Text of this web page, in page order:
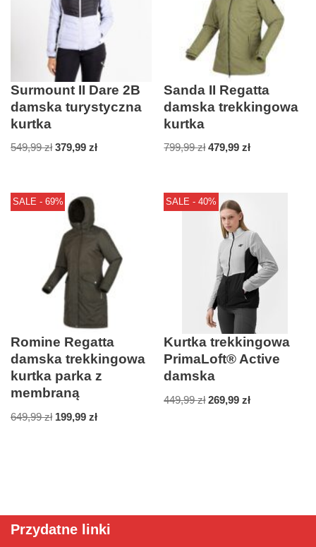
Surmount II Dare 2B
damska turystyczna
kurtka
549,99zł 379,99 zł
Sanda II Regatta
damska trekkingowa
kurtka
799,99zł 479,99zł
SALE - 69%
Romine Regatta
damska trekkingowa
kurtka parka z
membraną
649,99zł 199,99 zł
SALE - 40%
Kurtka trekkingowa
PrimaLoft® Active
damska
449,99zł 269,99zł
Przydatne linki